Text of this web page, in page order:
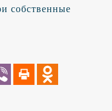
собственные